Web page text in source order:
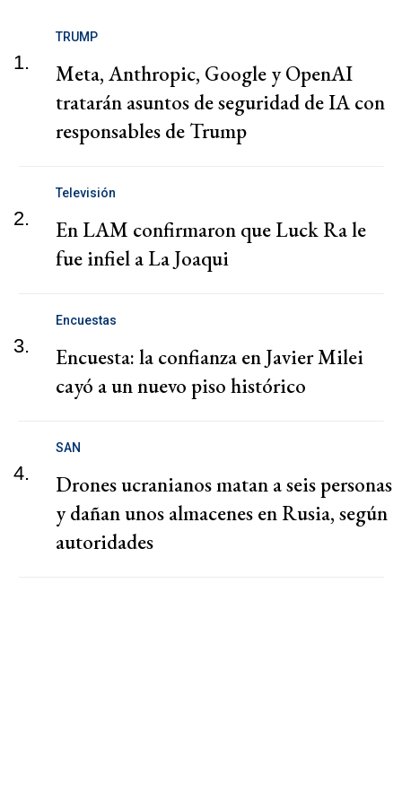
1.
TRUMP
Meta, Anthropic, Google y OpenAI
tratarán asuntos de seguridad de IA con
responsables de Trump
2.
Televisión
En LAM confirmaron que Luck Ra le
fue infiel a La Joaqui
3.
Encuestas
Encuesta: la confianza en Javier Milei
cayó a un nuevo piso histórico
4.
SAN
Drones ucranianos matan a seis personas
y dañan unos almacenes en Rusia, según
autoridades